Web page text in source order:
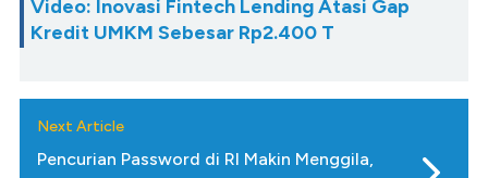
Video: Inovasi Fintech Lending Atasi Gap
Kredit UMKM Sebesar Rp2.400 T
Next Article
Pencurian Password di RI Makin Menggila,